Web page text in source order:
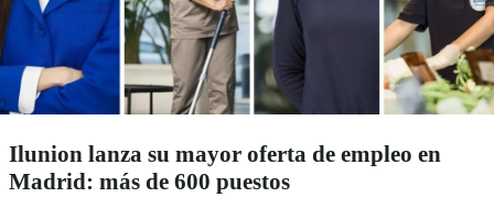
Ilunion lanza su mayor oferta de empleo en
Madrid: más de 600 puestos